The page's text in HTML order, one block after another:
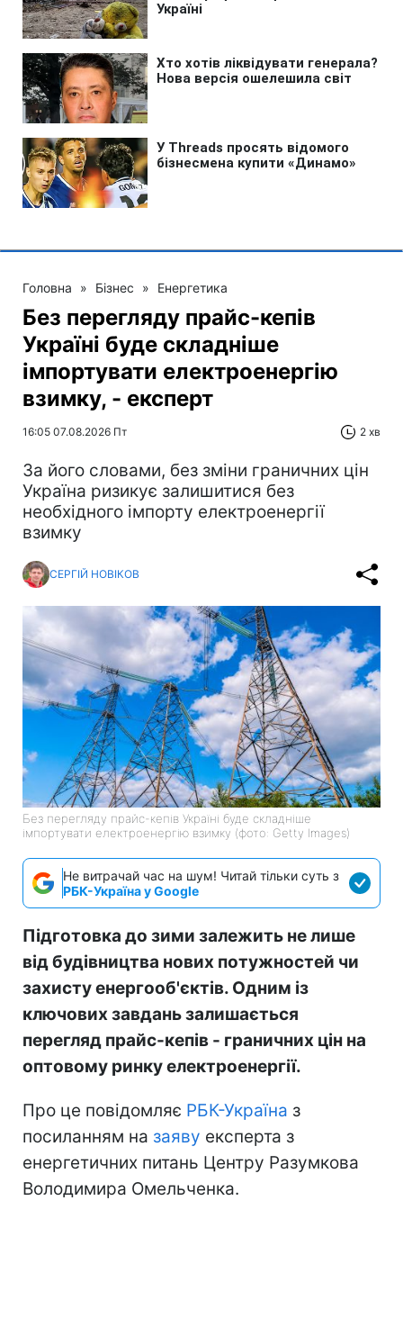
Головна » Бізнес » Енергетика
Без перегляду прайс-кепів
Україні буде складніше
імпортувати електроенергію
взимку, - експерт
16:05 07.08.2026 Пт 2 хв
За його словами, без зміни граничних цін
Україна ризикує залишитися без
необхідного імпорту електроенергії
взимку
СЕРГІЙ НОВІКОВ
Без перегляду прайс-кепів Україні буде складніше
імпортувати електроенергію взимку (фото: Getty Images)
Не витрачай час на шум! Читай тільки суть з
РБК-Україна у Google
Підготовка до зими залежить не лише
від будівництва нових потужностей чи
захисту енергооб'єктів. Одним із
ключових завдань залишається
перегляд прайс-кепів - граничних цін на
оптовому ринку електроенергії.
Про це повідомляє РБК-Україна з
посиланням на заяву експерта з
енергетичних питань Центру Разумкова
Володимира Омельченка.